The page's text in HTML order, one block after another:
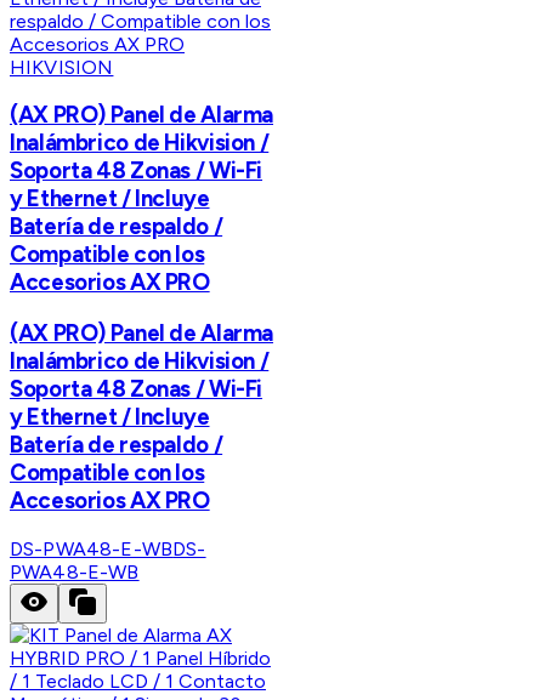
HIKVISION
(AX PRO) Panel de Alarma
Inalámbrico de Hikvision /
Soporta 48 Zonas / Wi-Fi
y Ethernet / Incluye
Batería de respaldo /
Compatible con los
Accesorios AX PRO
(AX PRO) Panel de Alarma
Inalámbrico de Hikvision /
Soporta 48 Zonas / Wi-Fi
y Ethernet / Incluye
Batería de respaldo /
Compatible con los
Accesorios AX PRO
DS-PWA48-E-WBDS-
PWA48-E-WB